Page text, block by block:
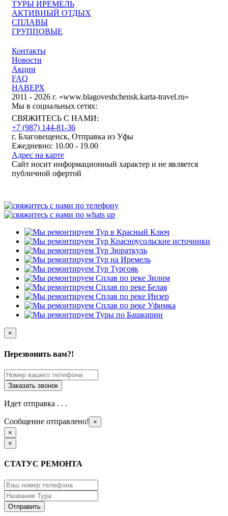
Контакты
Новости
Акции
FAQ
НАВЕРХ
2011 - 2026 г. «www.blagoveshchensk.karta-travel.ru»
ТУРЫ ИРЕМЕЛЬ
АКТИВНЫЙ ОТДЫХ
СПЛАВЫ
ГРУППОВЫЕ
Мы в социальных сетях:
СВЯЖИТЕСЬ С НАМИ:
+7 (987) 144-81-36
г. Благовещенск, Отправка из Уфы
Ежедневно: 10.00 - 19.00
Адрес на карте
Сайт носит информационный характер и не является
публичной офертой
×
Перезвонить вам?!
Идет отправка . . .
Сообщение отправлено!
×
×
×
СТАТУС РЕМОНТА